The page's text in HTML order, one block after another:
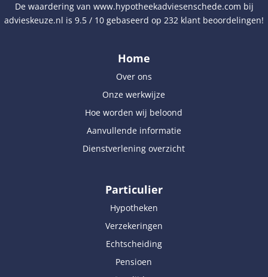
De waardering van www.hypotheekadviesenschede.com bij
advieskeuze.nl is 9.5 / 10 gebaseerd op 232 klant beoordelingen!
Home
Over ons
Onze werkwijze
Hoe worden wij beloond
Aanvullende informatie
Dienstverlening overzicht
Particulier
Hypotheken
Verzekeringen
Echtscheiding
Pensioen